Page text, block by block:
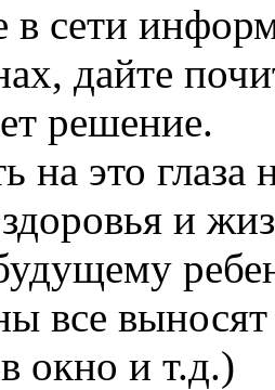
в сети
дайте
решение.
на это
и
все
окно и т.д.)